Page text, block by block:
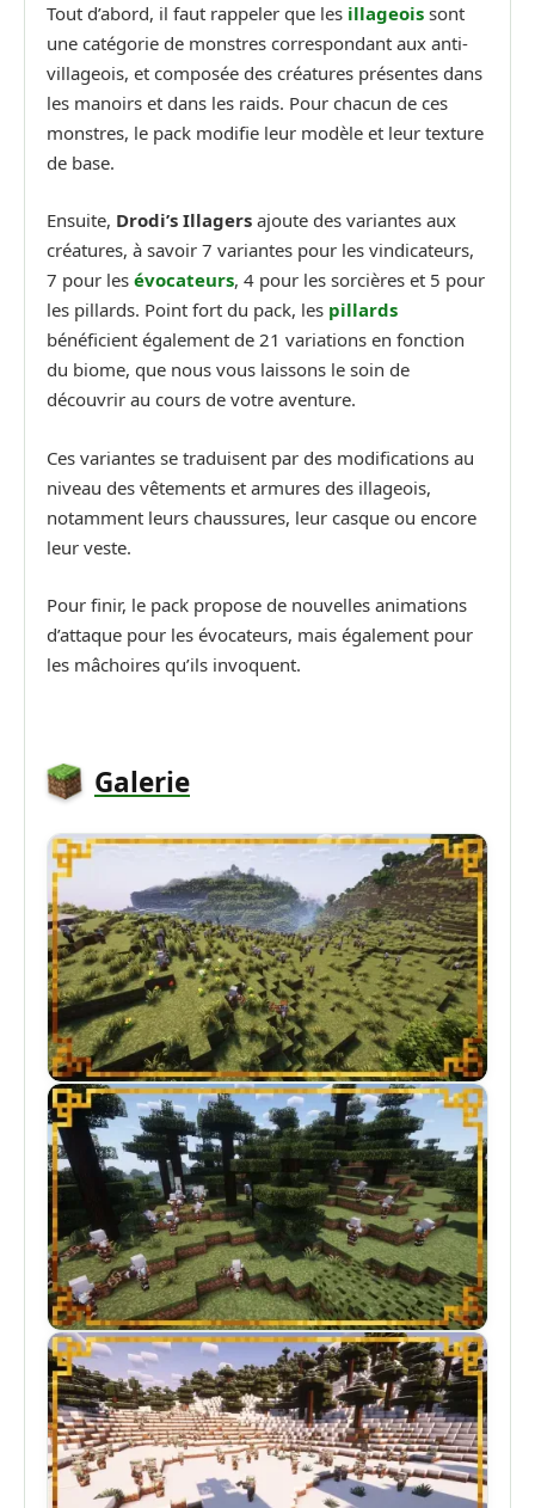
Tout d’abord, il faut rappeler que les illageois sont
une catégorie de monstres correspondant aux anti-
villageois, et composée des créatures présentes dans
les manoirs et dans les raids. Pour chacun de ces
monstres, le pack modifie leur modèle et leur texture
de base.
Ensuite, Drodi’s Illagers ajoute des variantes aux
créatures, à savoir 7 variantes pour les vindicateurs,
7 pour les évocateurs, 4 pour les sorcières et 5 pour
les pillards. Point fort du pack, les pillards
bénéficient également de 21 variations en fonction
du biome, que nous vous laissons le soin de
découvrir au cours de votre aventure.
Ces variantes se traduisent par des modifications au
niveau des vêtements et armures des illageois,
notamment leurs chaussures, leur casque ou encore
leur veste.
Pour finir, le pack propose de nouvelles animations
d’attaque pour les évocateurs, mais également pour
les mâchoires qu’ils invoquent.
Galerie